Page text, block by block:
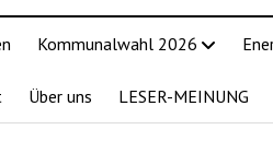
Kommunalwahl 2026
Über uns LESER-MEINUNG